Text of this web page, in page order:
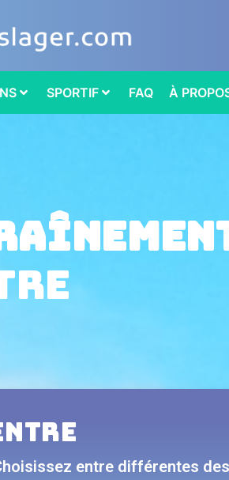
SPORTIF FAQ À
entre différentes